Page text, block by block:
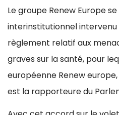
Le groupe Renew Europe
interinstitutionnel intervenu
règlement relatif aux
graves sur la santé, pour
européenne Renew europe,
est la rapporteure du